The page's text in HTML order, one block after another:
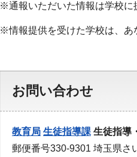
※通報いただいた情報は学校に
※情報提供を受けた学校は、あ
お問い合わせ
教育局 生徒指導課 生徒指導
郵便番号330-9301 埼玉県さ